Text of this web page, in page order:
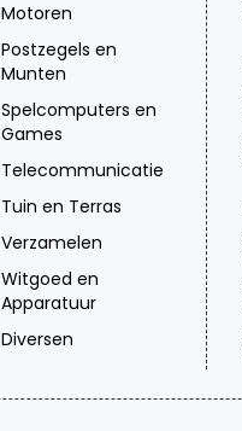
Motoren
Postzegels en
Munten
Spelcomputers en
Games
Telecommunicatie
Tuin en Terras
Verzamelen
Witgoed en
Apparatuur
Diversen